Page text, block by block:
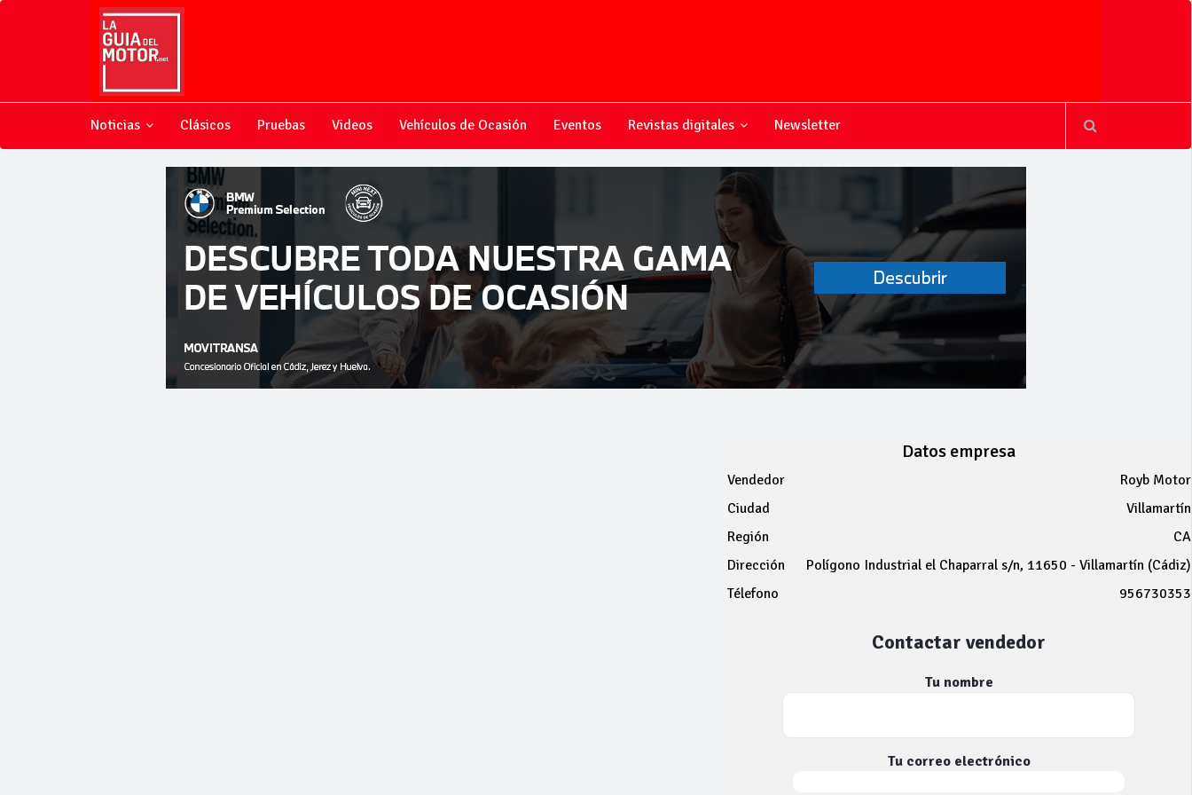
Noticias Clásicos Pruebas Videos Vehículos de Ocasión Eventos Revistas digitales Newsletter
Datos empresa
Vendedor
Royb Motor
Ciudad
Villamartín
Región
CA
Dirección
Polígono Industrial el Chaparral s/n, 11650 - Villamartín (Cádiz)
Télefono
956730353
Contactar vendedor
Tu nombre
Tu correo electrónico